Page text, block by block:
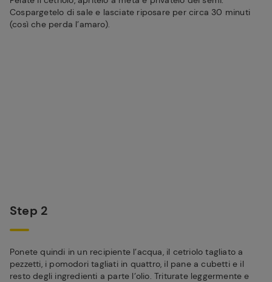
Cospargetelo di sale e lasciate riposare per circa 30 minuti
(così che perda l’amaro).
Step 2
Ponete quindi in un recipiente l’acqua, il cetriolo tagliato a
pezzetti, i pomodori tagliati in quattro, il pane a cubetti e il
resto degli ingredienti a parte l’olio. Triturate leggermente e